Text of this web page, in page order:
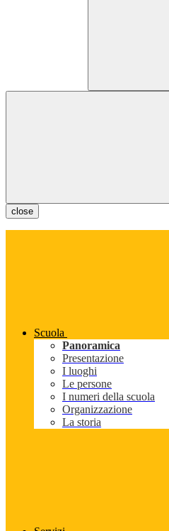
close
Scuola
Panoramica
Presentazione
I luoghi
Le persone
I numeri della scuola
Organizzazione
La storia